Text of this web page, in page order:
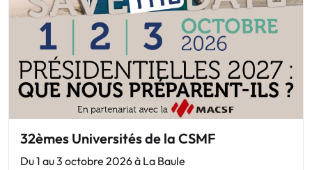
32èmes Universités de la CSMF
Du 1 au 3 octobre 2026 à La Baule